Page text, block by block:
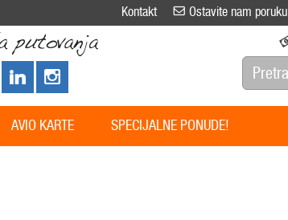
Kontakt Ostavite nam poruku
AVIO KARTE SPECIJALNE PONUDE!